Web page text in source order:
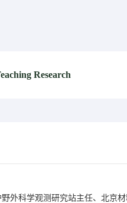
Research
外科学观测研究站主任、北京